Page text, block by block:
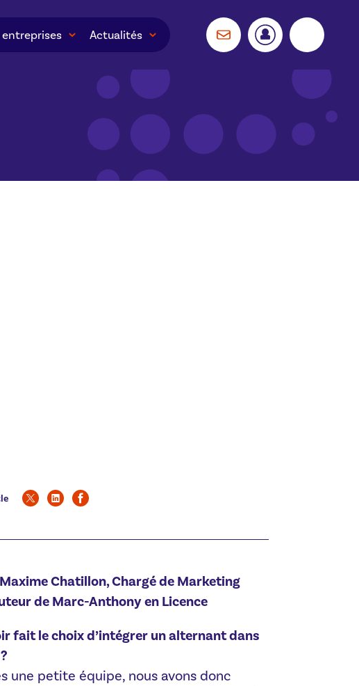
entreprises Actualités
Chatillon, Chargé de Marketing
de Marc-Anthony en Licence
fait le choix d’intégrer un alternant dans
une petite équipe, nous avons donc